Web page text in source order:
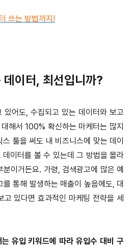
쓰는 방법까지!
이터, 최선입니까?
있어도, 수집되고 있는 데이터와 보고
해서 100% 확신하는 마케터는 많지
툴을 써도 내 비즈니스에 맞는 데이
데이터를 볼 수 있는데 그 방법을 몰라
이거든요. 가령, 검색광고에 많은 예
통해 발생하는 매출이 높음에도, 대
있다면 효과적인 마케팅 전략을 세
유입 키워드에 따라 유입수 대비 구